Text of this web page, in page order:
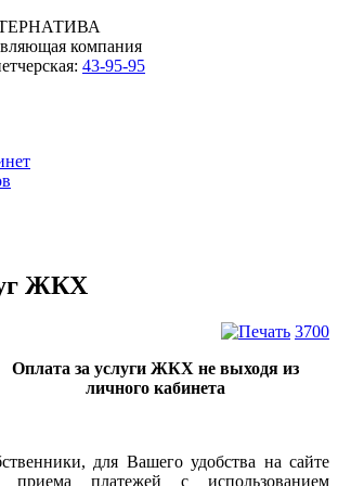
компания
43-95-95
ЖКХ
3700
Оплата за услуги ЖКХ не выходя из
личного кабинета
для Вашего удобства на сайте
приема платежей с использованием